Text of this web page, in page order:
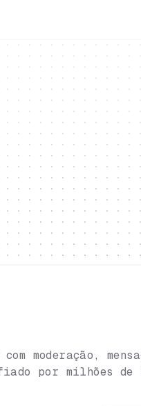
moderação,
por milhões de